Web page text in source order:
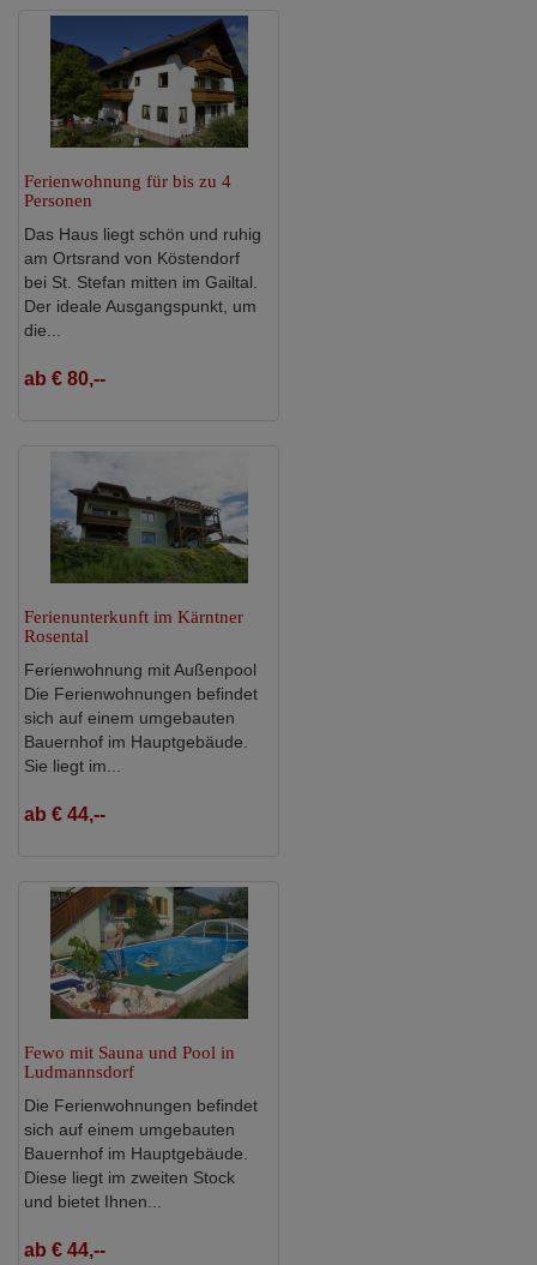
Ferienwohnung für bis zu 4
Personen
Das Haus liegt schön und ruhig
am Ortsrand von Köstendorf
bei St. Stefan mitten im Gailtal.
Der ideale Ausgangspunkt, um
die...
ab € 80,--
Ferienunterkunft im Kärntner
Rosental
Ferienwohnung mit Außenpool
Die Ferienwohnungen befindet
sich auf einem umgebauten
Bauernhof im Hauptgebäude.
Sie liegt im...
ab € 44,--
Fewo mit Sauna und Pool in
Ludmannsdorf
Die Ferienwohnungen befindet
sich auf einem umgebauten
Bauernhof im Hauptgebäude.
Diese liegt im zweiten Stock
und bietet Ihnen...
ab € 44,--